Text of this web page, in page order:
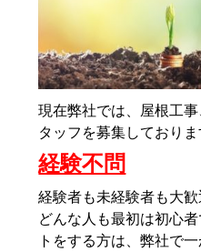
現在弊社では、屋根工
タッフを募集しておりま
経験不問
経験者も未経験者も大歓
どんな人も最初は初心
トをする方は、弊社で